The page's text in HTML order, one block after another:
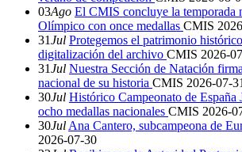
03Ago El CMIS concluye la temporada
Olímpico con once medallas CMIS
31Jul Protegemos el patrimonio
digitalización del archivo CMIS 2026-
31Jul Nuestra Sección de Natación
nacional de su historia CMIS 2026-07-31
30Jul Histórico Campeonato de España
ocho medallas nacionales CMIS 2026-
30Jul Ana Cantero, subcampeona de
2026-07-30